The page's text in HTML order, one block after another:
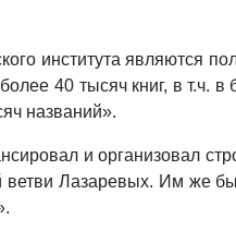
института являются
40 тысяч книг, в
названий».
и организовал
ветви Лазаревых. Им же